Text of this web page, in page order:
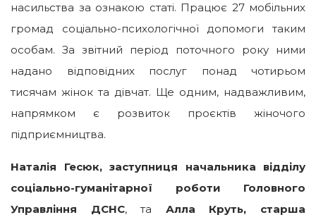
насильства за ознакою статі. Працює 27 мобільних
громад соціально-психологічної допомоги таким
особам. За звітний період поточного року ними
надано відповідних послуг понад чотирьом
тисячам жінок та дівчат. Ще одним, надважливим,
напрямком є розвиток проєктів жіночого
підприємництва.
Наталія Гесюк, заступниця начальника відділу
соціально-гуманітарної роботи Головного
Управління ДСНС, та Алла Круть, старша